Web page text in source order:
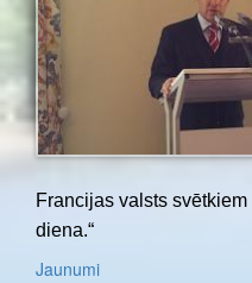
Francijas valsts
diena.“
Jaunumi